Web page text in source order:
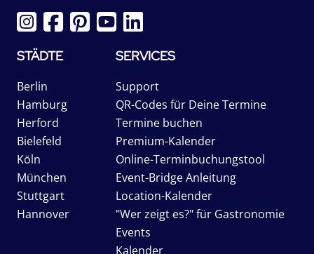
STÄDTE
Berlin
Hamburg
Herford
Bielefeld
Köln
München
Stuttgart
Hannover
SERVICES
Support
QR-Codes für Deine Termine
Termine buchen
Premium-Kalender
Online-Terminbuchungstool
Event-Bridge Anleitung
Location-Kalender
"Wer zeigt es?" für Gastronomie
Events
Kalender